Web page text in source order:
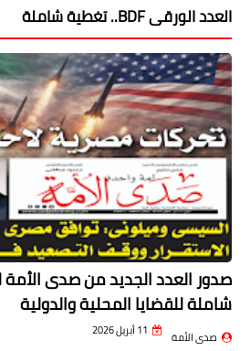
العدد الورقى BDF.. تغطية شاملة
صدور العدد الجديد من صدى
شاملة للقضايا المحلية والدولية
صدى الأمة 11 أبريل 2026